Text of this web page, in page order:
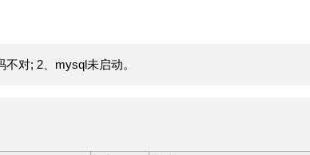
对; 2、mysql未启动。